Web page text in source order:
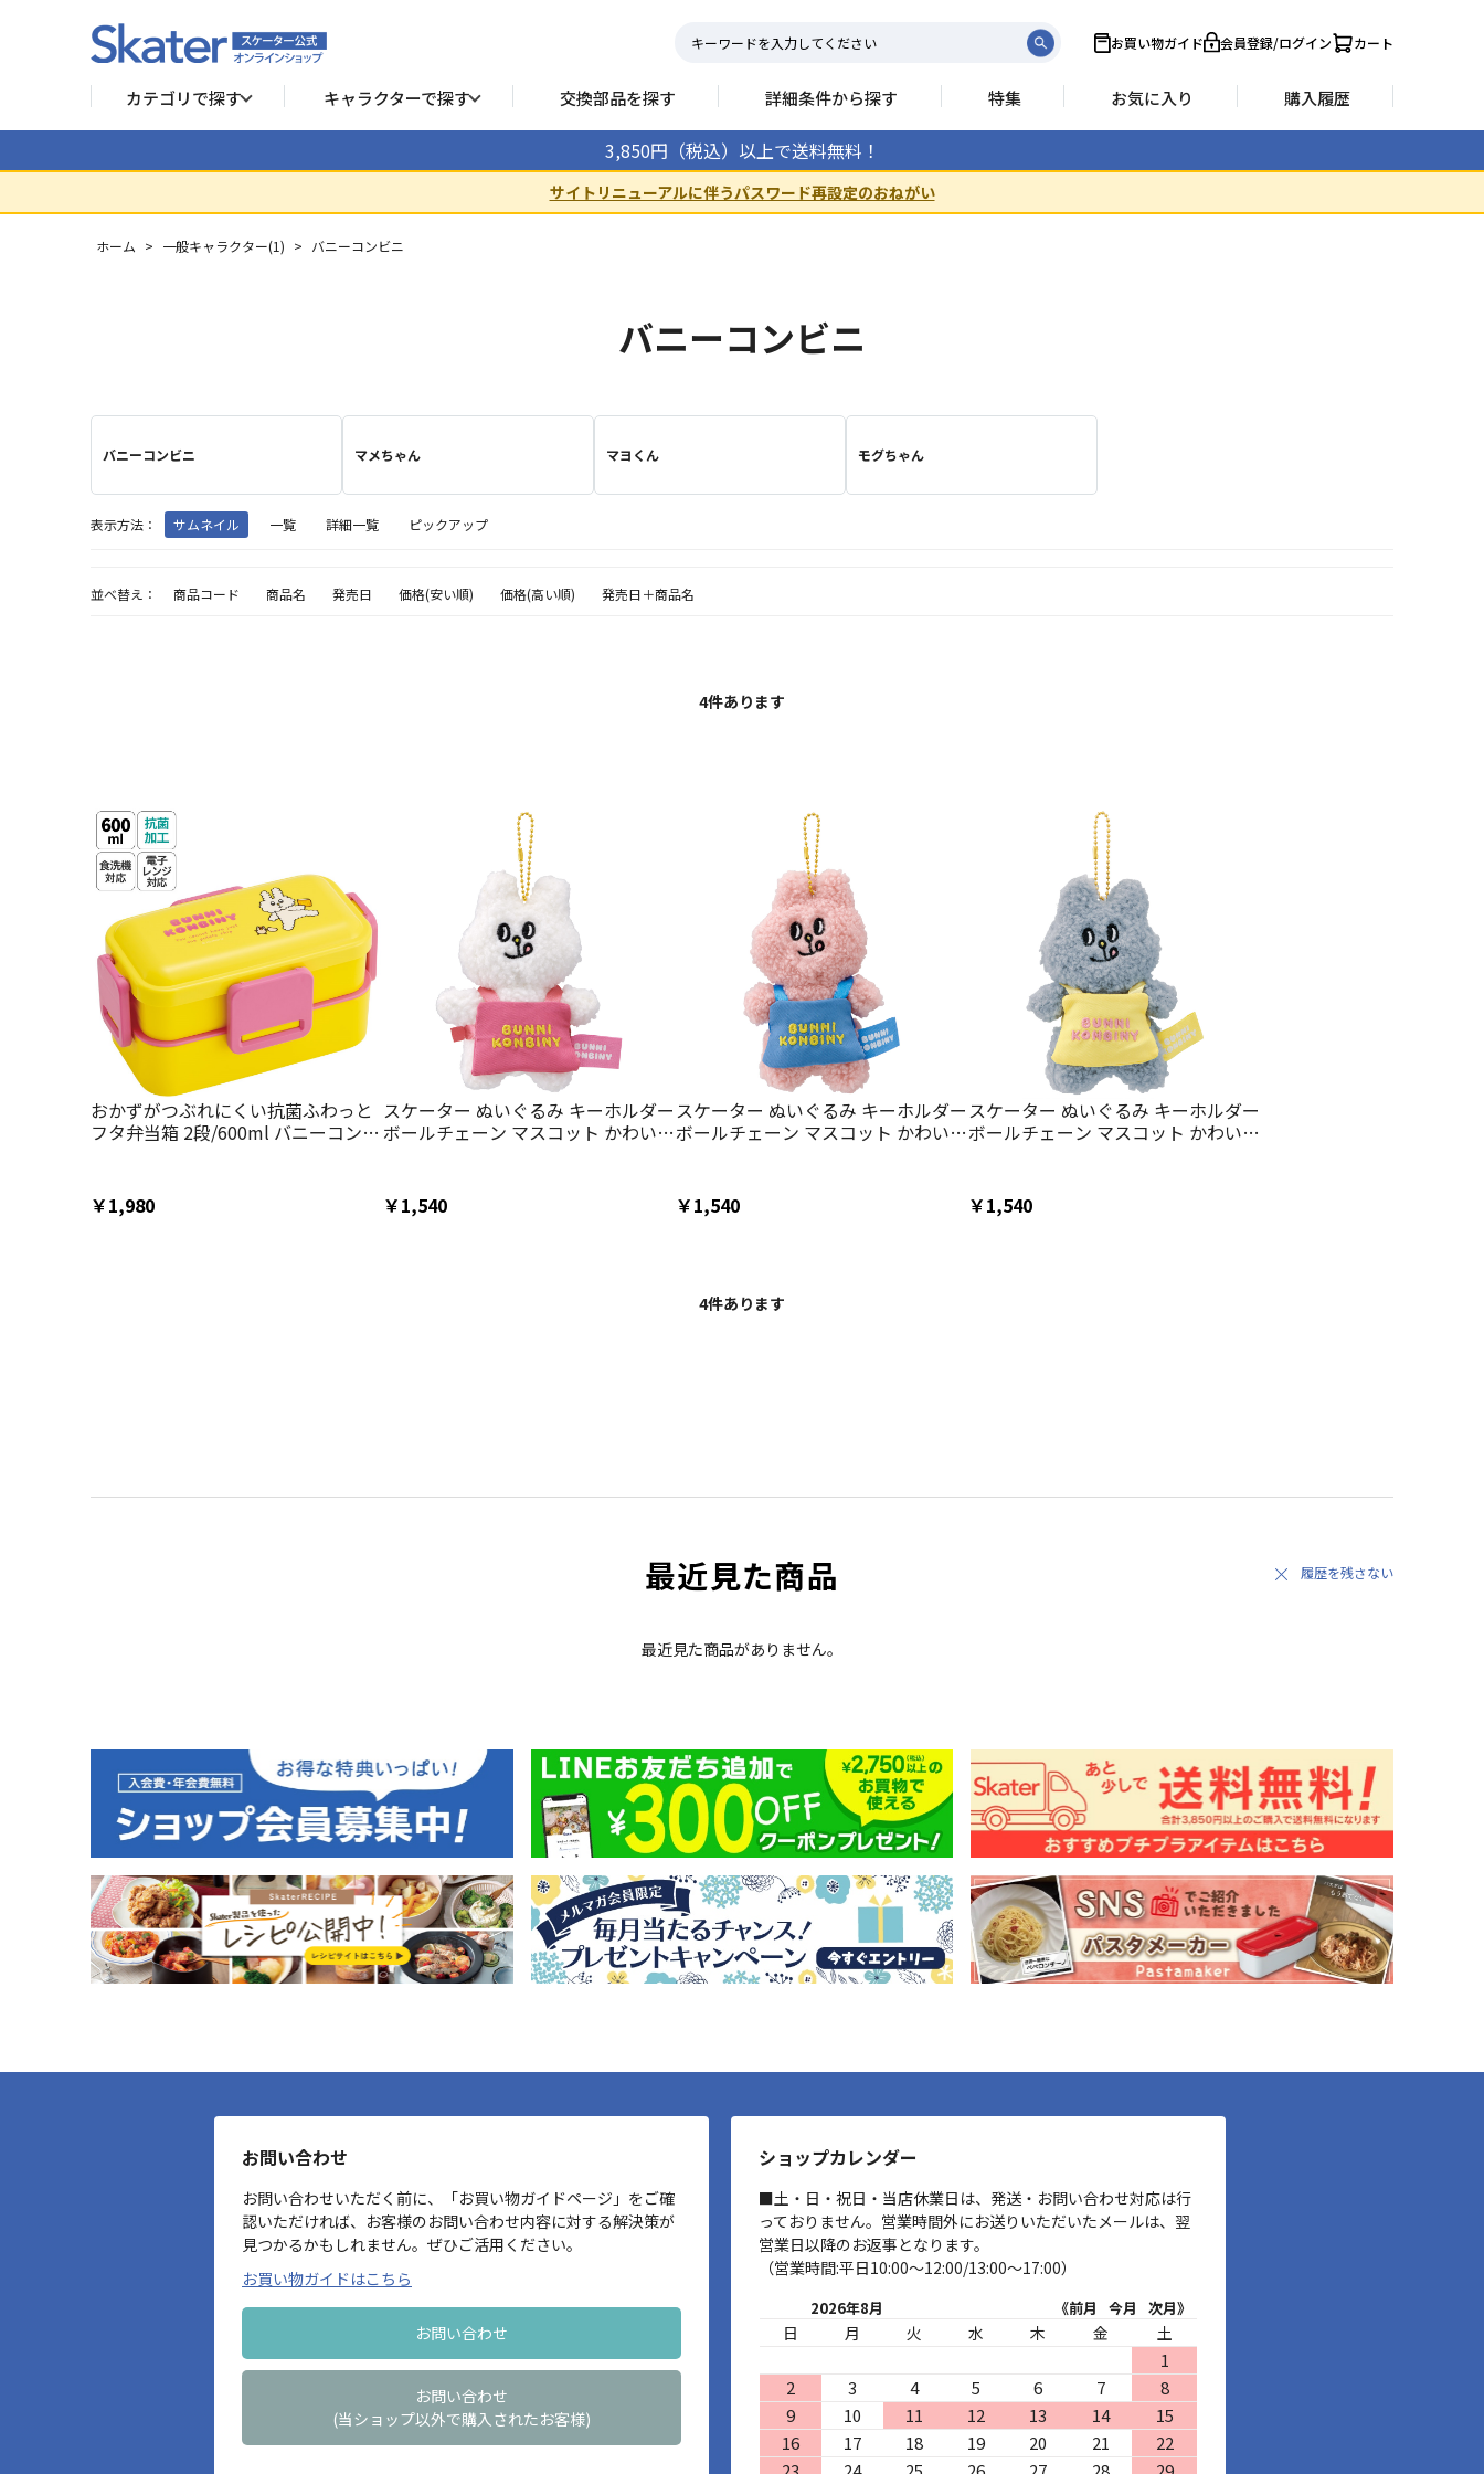
お買い物ガイド 会員登録/ログイン カート
カテゴリで探す キャラクターで探す 交換部品を探す 詳細条件から探す 特集 お気に入り 購入履歴
3,850円（税込）以上で送料無料！
サイトリニューアルに伴うパスワード再設定のおねがい
ホーム > 一般キャラクター(1) > バニーコンビニ
バニーコンビニ
バニーコンビニ マメちゃん マヨくん モグちゃん
表示方法： サムネイル 一覧 詳細一覧 ピックアップ
並べ替え： 商品コード 商品名 発売日 価格(安い順) 価格(高い順) 発売日＋商品名
4件あります
おかずがつぶれにくい抗菌ふわっと
フタ弁当箱 2段/600ml バニーコンビ
￥1,980
スケーター ぬいぐるみ キーホルダー
ボールチェーン マスコット かわいい
ぎ マヨくん【マスコットチャーム 幼
稚園 バッグ カバン 子ども】
￥1,540
スケーター ぬいぐるみ キーホルダー
ボールチェーン マスコット かわいい
ぎ モグちゃん【マスコットチャーム
幼稚園 バッグ カバン 子ども】
￥1,540
スケーター ぬいぐるみ キーホルダー
ボールチェーン マスコット かわいい
ぎ マメちゃん【マスコットチャーム
幼稚園 バッグ カバン 子ども】
￥1,540
4件あります
最近見た商品
最近見た商品がありません。
履歴を残さない
お問い合わせ
お問い合わせいただく前に、「お買い物ガイドページ」をご確
認いただければ、お客様のお問い合わせ内容に対する解決策が
見つかるかもしれません。ぜひご活用ください。
お買い物ガイドはこちら
お問い合わせ
お問い合わせ
(当ショップ以外で購入されたお客様)
ショップカレンダー
■土・日・祝日・当店休業日は、発送・お問い合わせ対応は行
っておりません。営業時間外にお送りいただいたメールは、翌
営業日以降のお返事となります。
（営業時間:平日10:00～12:00/13:00～17:00）
2026年8月 《前月 今月 次月》
日 月 火 水 木 金 土
1
2
3 4 5 6 7
8
9
10 11 12 13 14
15
16
17 18 19 20 21
22